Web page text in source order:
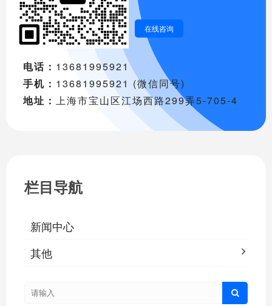
在线咨询
电话： 13681995921
手机： 13681995921 (微信同号)
地址： 上海市宝山区江场西路299弄5-705-4
栏目导航
新闻中心
其他